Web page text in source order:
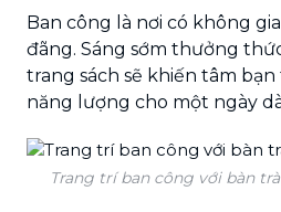
Ban công là nơi có không
đãng. Sáng sớm thưởng
trang sách sẽ khiến tâm
năng lượng cho một ngày
Trang trí ban công với bàn